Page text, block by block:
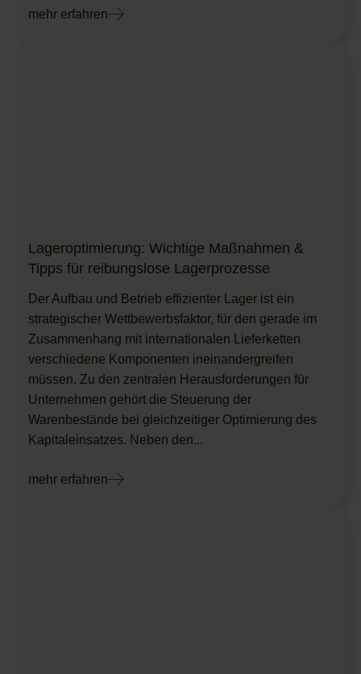
mehr erfahren
Lageroptimierung: Wichtige Maßnahmen &
Tipps für reibungslose Lagerprozesse
Der Aufbau und Betrieb effizienter Lager ist ein
strategischer Wettbewerbsfaktor, für den gerade im
Zusammenhang mit internationalen Lieferketten
verschiedene Komponenten ineinandergreifen
müssen. Zu den zentralen Herausforderungen für
Unternehmen gehört die Steuerung der
Warenbestände bei gleichzeitiger Optimierung des
Kapitaleinsatzes. Neben den...
mehr erfahren